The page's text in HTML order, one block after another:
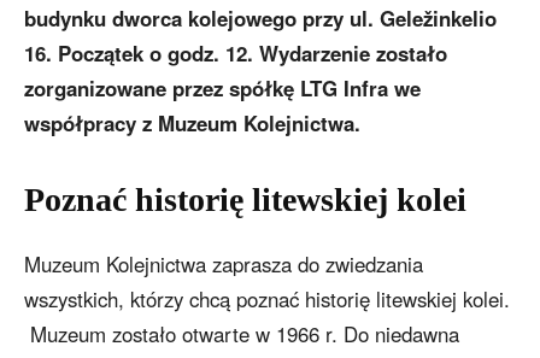
budynku dworca kolejowego przy ul. Geležinkelio
16. Początek o godz. 12. Wydarzenie zostało
zorganizowane przez spółkę LTG Infra we
współpracy z Muzeum Kolejnictwa.
Poznać historię litewskiej kolei
Muzeum Kolejnictwa zaprasza do zwiedzania
wszystkich, którzy chcą poznać historię litewskiej kolei.
Muzeum zostało otwarte w 1966 r. Do niedawna